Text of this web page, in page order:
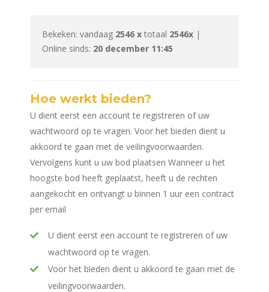
Bekeken: vandaag 2546 x totaal 2546x |
Online sinds: 20 december 11:45
Hoe werkt bieden?
U dient eerst een account te registreren of uw
wachtwoord op te vragen. Voor het bieden dient u
akkoord te gaan met de veilingvoorwaarden.
Vervolgens kunt u uw bod plaatsen Wanneer u het
hoogste bod heeft geplaatst, heeft u de rechten
aangekocht en ontvangt u binnen 1 uur een contract
per email
U dient eerst een account te registreren of uw
wachtwoord op te vragen.
Voor het bieden dient u akkoord te gaan met de
veilingvoorwaarden.